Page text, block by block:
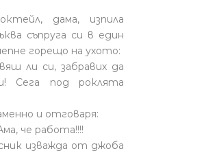
дама, изпила
съпруга си в един
горещо на ухото:
ли си, забравих да
Сега под роклята
и отговаря:
че работа!!!!
изважда от джоба